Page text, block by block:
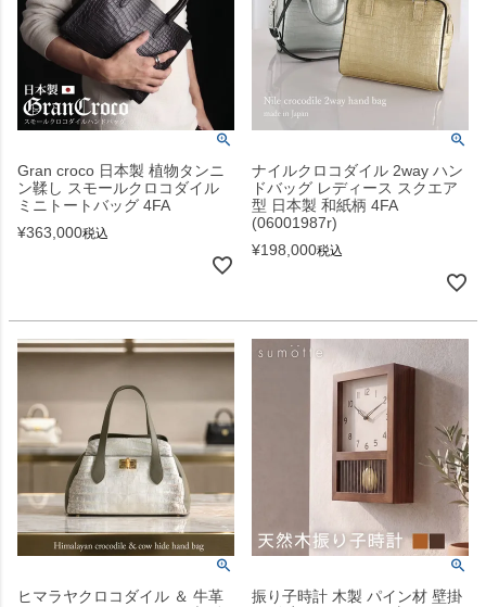
Gran croco 日本製 植物タンニ
ン鞣し スモールクロコダイル
ミニトートバッグ 4FA
¥363,000税込
ナイルクロコダイル 2way ハン
ドバッグ レディース スクエア
型 日本製 和紙柄 4FA
(06001987r)
¥198,000税込
ヒマラヤクロコダイル ＆ 牛革
振り子時計 木製 パイン材 壁掛